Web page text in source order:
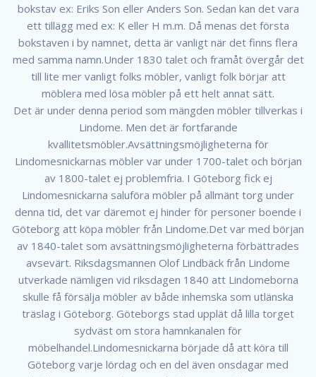
bokstav ex: Eriks Son eller Anders Son. Sedan kan det vara
ett tillägg med ex: K eller H m.m. Då menas det första
bokstaven i by namnet, detta är vanligt när det finns flera
med samma namn.Under 1830 talet och framåt övergår det
till lite mer vanligt folks möbler, vanligt folk börjar att
möblera med lösa möbler på ett helt annat sätt.
Det är under denna period som mängden möbler tillverkas i
Lindome. Men det är fortfarande
kvallitetsmöbler.Avsättningsmöjligheterna för
Lindomesnickarnas möbler var under 1700-talet och början
av 1800-talet ej problemfria. I Göteborg fick ej
Lindomesnickarna saluföra möbler på allmänt torg under
denna tid, det var däremot ej hinder för personer boende i
Göteborg att köpa möbler från Lindome.Det var med början
av 1840-talet som avsättningsmöjligheterna förbättrades
avsevärt. Riksdagsmannen Olof Lindbäck från Lindome
utverkade nämligen vid riksdagen 1840 att Lindomeborna
skulle få försälja möbler av både inhemska som utlänska
träslag i Göteborg. Göteborgs stad upplät då lilla torget
sydväst om stora hamnkanalen för
möbelhandel.Lindomesnickarna började då att köra till
Göteborg varje lördag och en del även onsdagar med